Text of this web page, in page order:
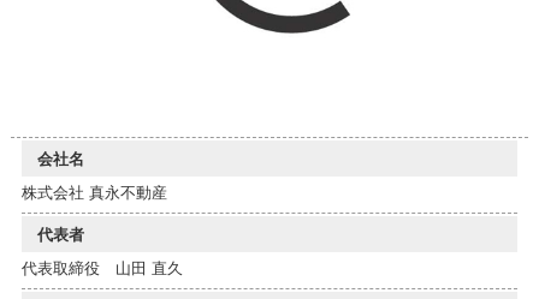
会社名
株式会社 真永不動産
代表者
代表取締役 山田 直久